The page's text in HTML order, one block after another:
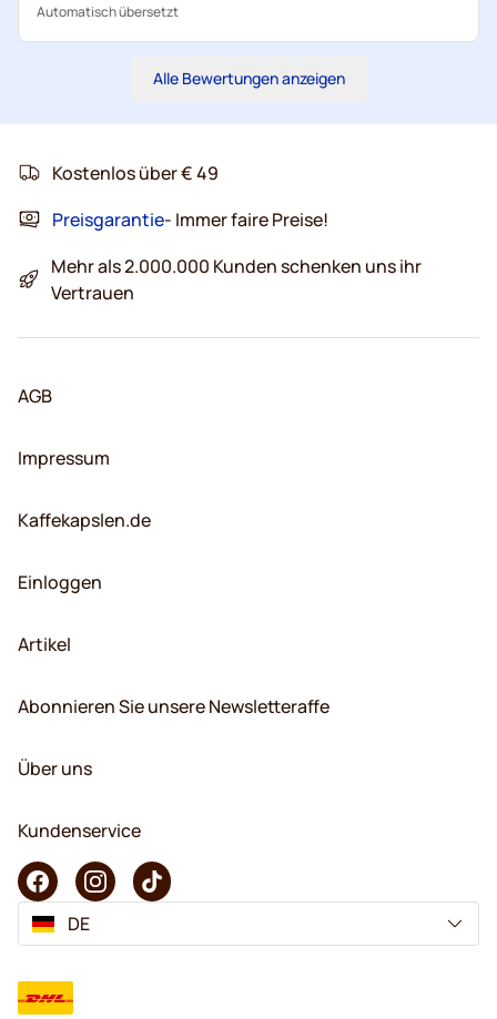
Automatisch übersetzt
Alle Bewertungen anzeigen
Kostenlos über € 49
Preisgarantie- Immer faire Preise!
Mehr als 2.000.000 Kunden schenken uns ihr
Vertrauen
AGB
Impressum
Kaffekapslen.de
Einloggen
Artikel
Abonnieren Sie unsere Newsletteraffe
Über uns
Kundenservice
DE